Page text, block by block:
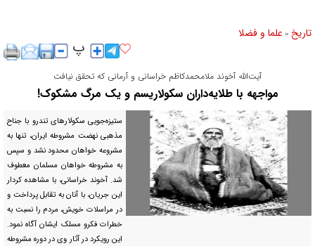
تاریخ » علما و فضلا
آیت‌الله آخوند ملامحمدکاظم خراسانی و آرمانی که تحقق نیافت
مواجهه با طلایه‌داران سکولاریسم و یک مرگ مشکوک!
ستیزه‌جویی سکولار‌های تندرو با جناح
مذهبی نهضت مشروطه ایران، تنها به
مشروعه خواهان محدود نشد و سپس
به مشروطه خواهان مسلمان معطوف
شد. آخوند خراسانی، با مشاهده کردار
این جریان، با آنان به تقابل پرداخت و
در مراسلات خویش، مردم را نسبت به
خطرات فکرو مسلک ایشان آگاه نمود.
این رویکرد در آثار وی در دوره مشروطه